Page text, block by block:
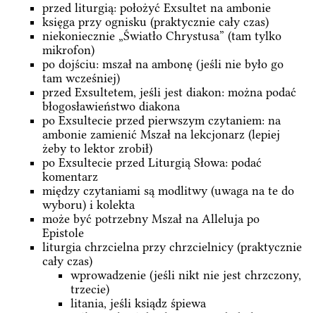
przed liturgią: położyć Exsultet na ambonie
księga przy ognisku (praktycznie cały czas)
niekoniecznie „Światło Chrystusa” (tam tylko
mikrofon)
po dojściu: mszał na ambonę (jeśli nie było go
tam wcześniej)
przed Exsultetem, jeśli jest diakon: można podać
błogosławieństwo diakona
po Exsultecie przed pierwszym czytaniem: na
ambonie zamienić Mszał na lekcjonarz (lepiej
żeby to lektor zrobił)
po Exsultecie przed Liturgią Słowa: podać
komentarz
między czytaniami są modlitwy (uwaga na te do
wyboru) i kolekta
może być potrzebny Mszał na Alleluja po
Epistole
liturgia chrzcielna przy chrzcielnicy (praktycznie
cały czas)
wprowadzenie (jeśli nikt nie jest chrzczony,
trzecie)
litania, jeśli ksiądz śpiewa